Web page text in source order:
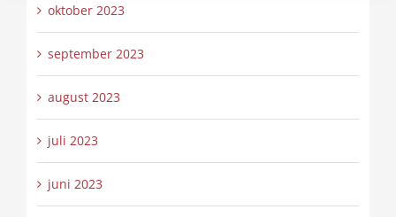
oktober 2023
september 2023
august 2023
juli 2023
juni 2023